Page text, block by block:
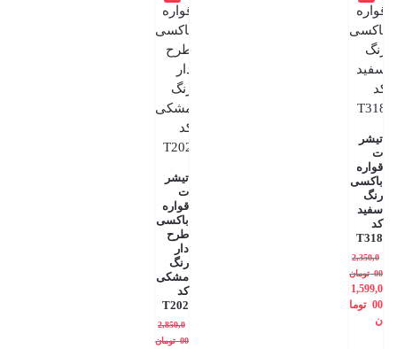
تیشر
ت
قواره
باکسی
رنگ
سفید
کد
T318
2,350,0
00 تومان
1,599,0
00 توما
ن
تیشر
ت
قواره
باکسی
طرح
دار
رنگ
مشکی
کد
T202
2,850,0
00 تومان